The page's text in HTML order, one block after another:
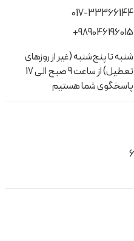
017-33366144
+989046196015
شنبه تا پنج‌شنبه (غیر از روزهای
تعطیل) از ساعت 9 صبح الی 17
پاسخگوی شما هستیم